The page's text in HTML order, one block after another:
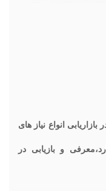
انواع نیاز های
و بازیابی در